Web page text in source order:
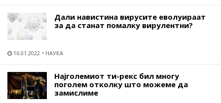
Дали навистина вирусите еволуираат
за да станат помалку вирулентни?
16.01.2022 НАУКА
Најголемиот ти-рекс бил многу
поголем отколку што можеме да
замислиме